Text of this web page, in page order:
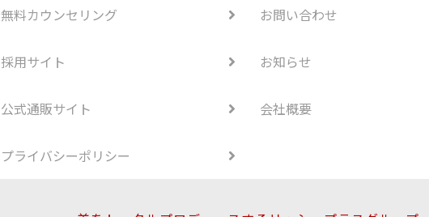
無料カウンセリング お問い合わせ
採用サイト お知らせ
公式通販サイト 会社概要
プライバシーポリシー